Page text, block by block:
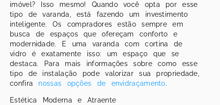
imóvel? Isso mesmo! Quando você opta por esse
tipo de varanda, está fazendo um investimento
inteligente. Os compradores estão sempre em
busca de espaços que ofereçam conforto e
modernidade. E uma varanda com cortina de
vidro é exatamente isso: um espaço que se
destaca. Para mais informações sobre como esse
tipo de instalação pode valorizar sua propriedade,
confira nossas opções de envidraçamento.
Estética Moderna e Atraente